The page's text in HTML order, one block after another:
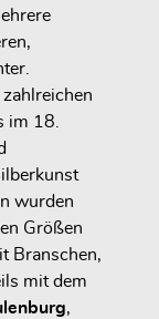
im 18.
wurden
Größen
Branschen,
mit dem
,